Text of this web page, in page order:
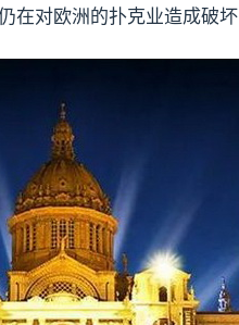
在对欧洲的扑克业造成破坏